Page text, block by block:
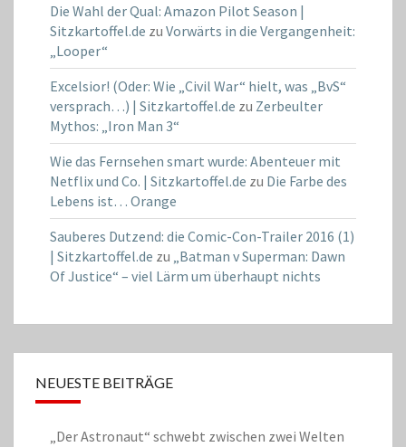
Die Wahl der Qual: Amazon Pilot Season |
Sitzkartoffel.de zu Vorwärts in die Vergangenheit:
„Looper“
Excelsior! (Oder: Wie „Civil War“ hielt, was „BvS“
versprach…) | Sitzkartoffel.de zu Zerbeulter
Mythos: „Iron Man 3“
Wie das Fernsehen smart wurde: Abenteuer mit
Netflix und Co. | Sitzkartoffel.de zu Die Farbe des
Lebens ist… Orange
Sauberes Dutzend: die Comic-Con-Trailer 2016 (1)
| Sitzkartoffel.de zu „Batman v Superman: Dawn
Of Justice“ – viel Lärm um überhaupt nichts
NEUESTE BEITRÄGE
„Der Astronaut“ schwebt zwischen zwei Welten